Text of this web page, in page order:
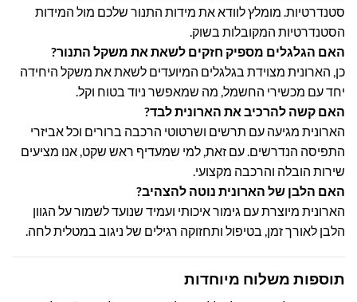
סטנדרטיות. מומלץ לוודא את מידות התנור שלכם מול המידות
הסטנדרטיות המקובלות בשוק.
האם הגלגלים מספיק חזקים לשאת את משקל התנור?
כן, הארונית מצוידת בגלגלים המיועדים לשאת את משקל היחידה
יחד עם מכשירי החשמל, מה שמאפשר ניוד בטוח וקל.
האם קשה להרכיב את הארונית לבד?
הארונית מגיעה עם תרשים ושרטוטי הרכבה ברורים וכל אביזרי
התפיסה הנדרשים. עם זאת, למי שמעדיף ראש שקט, אנו מציעים
שירות הובלה והרכבה מקצועי.
האם הלבן של הארונית נוטה להצהיב?
הארונית מיוצרת עם גימור איכותי ועמיד שנועד לשמור על הגוון
הלבן לאורך זמן, בטיפול ותחזוקה רגילים של ניגוב במטלית לחה.
תוספות משלוח מיוחדות